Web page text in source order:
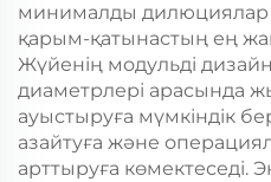
минималды дилюциялар
қарым-қатынастың ең
Жүйенің модульді
диаметрлері арасында
ауыстыруға мүмкіндік
азайтуға және
арттыруға көмектеседі.